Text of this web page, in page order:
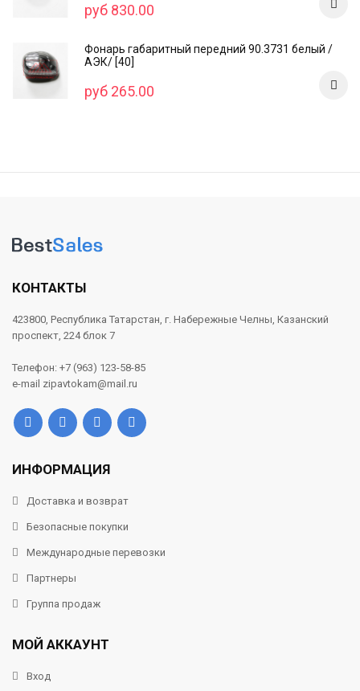
руб 830.00
Фонарь габаритный передний 90.3731 белый /
АЭК/ [40]
руб 265.00
КОНТАКТЫ
423800, Республика Татарстан, г. Набережные Челны, Казанский
проспект, 224 блок 7
Телефон: +7 (963) 123-58-85
e-mail zipavtokam@mail.ru
ИНФОРМАЦИЯ
Доставка и возврат
Безопасные покупки
Международные перевозки
Партнеры
Группа продаж
МОЙ АККАУНТ
Вход